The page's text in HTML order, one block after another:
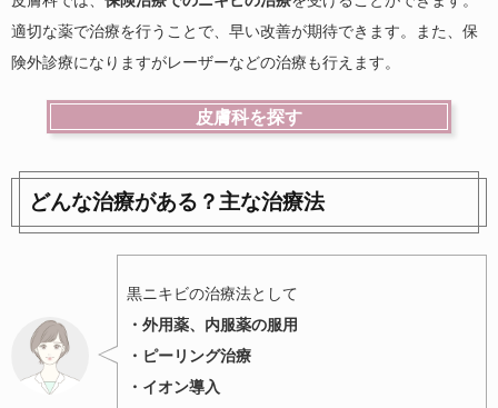
適切な薬で治療を行うことで、早い改善が期待できます。また、保
険外診療になりますがレーザーなどの治療も行えます。
皮膚科を探す
どんな治療がある？主な治療法
黒ニキビの治療法として
・外用薬、内服薬の服用
・ピーリング治療
・イオン導入